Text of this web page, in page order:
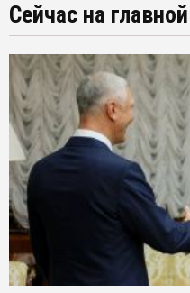
Сейчас на главной